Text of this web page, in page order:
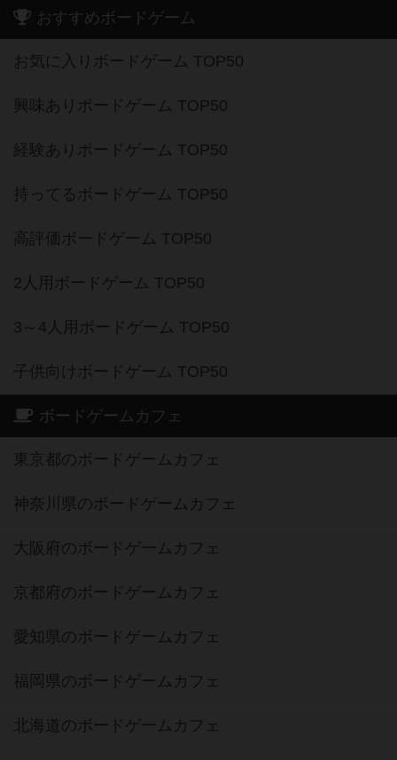
おすすめボードゲーム
お気に入りボードゲーム TOP50
興味ありボードゲーム TOP50
経験ありボードゲーム TOP50
持ってるボードゲーム TOP50
高評価ボードゲーム TOP50
2人用ボードゲーム TOP50
3～4人用ボードゲーム TOP50
子供向けボードゲーム TOP50
ボードゲームカフェ
東京都のボードゲームカフェ
神奈川県のボードゲームカフェ
大阪府のボードゲームカフェ
京都府のボードゲームカフェ
愛知県のボードゲームカフェ
福岡県のボードゲームカフェ
北海道のボードゲームカフェ